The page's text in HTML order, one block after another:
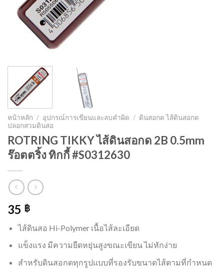
หน้าหลัก / อุปกรณ์การเขียนและลบคำผิด / ดินสอกด ไส้ดินสอกด
ปลอกสวมดินสอ
ROTRING TIKKY ไส้ดินสอกด 2B 0.5mm
ร๊อตตริ้ง ทิกกี้ #S0312630
35 ฿
ไส้ดินสอ Hi-Polymer เนื้อไส้ละเอียด
แข็งแรง มีความยืดหยุ่นสูงขณะเขียน ไม่หักง่าย
สำหรับดินสอกดทุกรูปแบบที่รองรับขนาดไส้ตามที่กำหนด